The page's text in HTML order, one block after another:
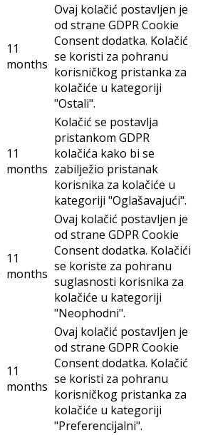
11
months
Ovaj kolačić postavljen je
od strane GDPR Cookie
Consent dodatka. Kolačić
se koristi za pohranu
korisničkog pristanka za
kolačiće u kategoriji
"Ostali".
11
months
Kolačić se postavlja
pristankom GDPR
kolačića kako bi se
zabilježio pristanak
korisnika za kolačiće u
kategoriji "Oglašavajući".
11
months
Ovaj kolačić postavljen je
od strane GDPR Cookie
Consent dodatka. Kolačići
se koriste za pohranu
suglasnosti korisnika za
kolačiće u kategoriji
"Neophodni".
11
months
Ovaj kolačić postavljen je
od strane GDPR Cookie
Consent dodatka. Kolačić
se koristi za pohranu
korisničkog pristanka za
kolačiće u kategoriji
"Preferencijalni".